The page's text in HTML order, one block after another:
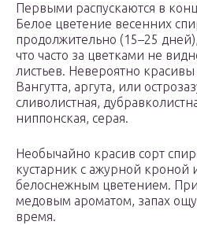
Первыми распускаются в
Белое цветение весенних
продолжительно (15–25
что часто за цветками не
листьев. Невероятно
Вангутта, аргута, или
сливолистная,
ниппонская, серая.
Необычайно красив сорт
кустарник с ажурной кроной
белоснежным цветением. При
медовым ароматом, запах
время.